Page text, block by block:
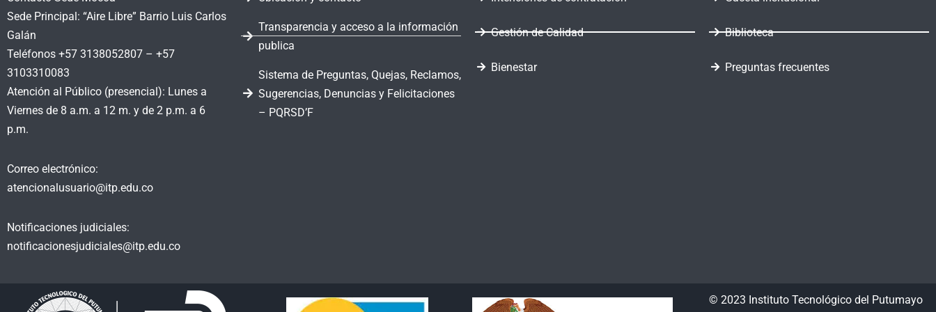
Sede Principal: “Aire Libre” Barrio Luis Carlos
Galán
Teléfonos +57 3138052807 – +57
3103310083
Atención al Público (presencial): Lunes a
Viernes de 8 a.m. a 12 m. y de 2 p.m. a 6
p.m.
Correo electrónico:
atencionalusuario@itp.edu.co
Notificaciones judiciales:
notificacionesjudiciales@itp.edu.co
Transparencia y acceso a la información
publica
Sistema de Preguntas, Quejas, Reclamos,
Sugerencias, Denuncias y Felicitaciones
– PQRSD’F
Gestión de Calidad
Bienestar
Biblioteca
Preguntas frecuentes
© 2023 Instituto Tecnológico del Putumayo